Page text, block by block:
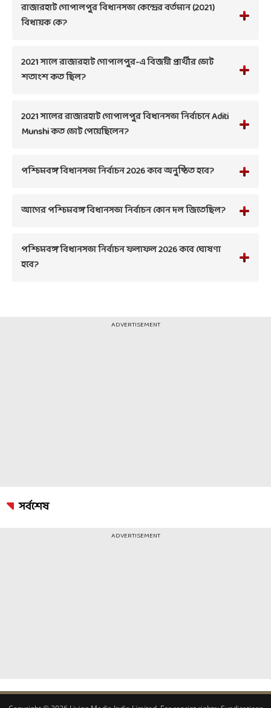
রাজারহাট গোপালপুর বিধানসভা কেন্দ্রের বর্তমান (2021)
বিধায়ক কে?
2021 সালে রাজারহাট গোপালপুর-এ বিজয়ী প্রার্থীর ভোট
শতাংশ কত ছিল?
2021 সালের রাজারহাট গোপালপুর বিধানসভা নির্বাচনে Aditi
Munshi কত ভোট পেয়েছিলেন?
পশ্চিমবঙ্গ বিধানসভা নির্বাচন 2026 কবে অনুষ্ঠিত হবে?
আগের পশ্চিমবঙ্গ বিধানসভা নির্বাচন কোন দল জিতেছিল?
পশ্চিমবঙ্গ বিধানসভা নির্বাচন ফলাফল 2026 কবে ঘোষণা
হবে?
ADVERTISEMENT
সর্বশেষ
ADVERTISEMENT